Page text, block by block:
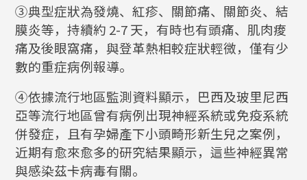
③典型症狀為發燒、紅疹、關節痛、關節炎、結
膜炎等，持續約 2-7 天，有時也有頭痛、肌肉痠
痛及後眼窩痛，與登革熱相較症狀輕微，僅有少
數的重症病例報導。
④依據流行地區監測資料顯示，巴西及玻里尼西
亞等流行地區曾有病例出現神經系統或免疫系統
併發症，且有孕婦產下小頭畸形新生兒之案例，
近期有愈來愈多的研究結果顯示，這些神經異常
與感染茲卡病毒有關。